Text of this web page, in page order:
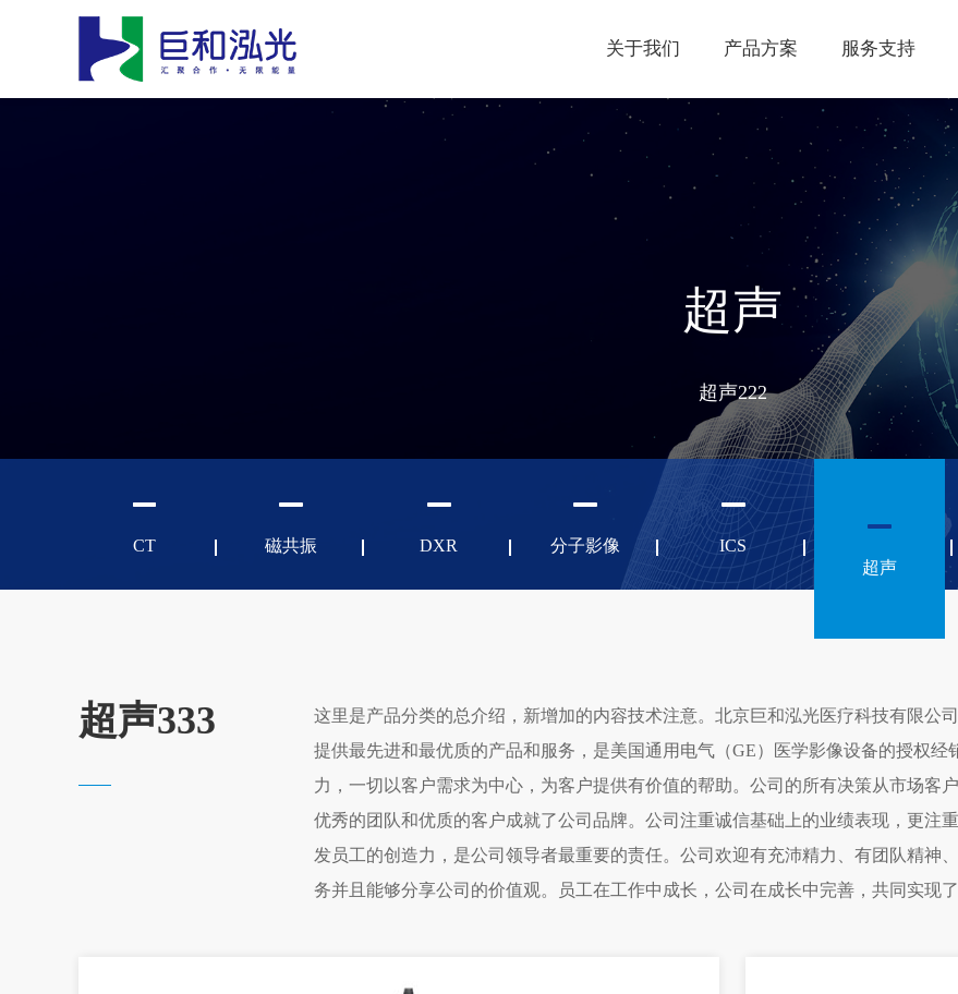
关于我们 产品方案 服务支持
超声
超声222
CT 磁共振 DXR 分子影像
ICS
超声
超声333
这里是产品分类的总介绍，新增加的内容技术注意。北京巨和泓光医疗科技有限公
提供最先进和最优质的产品和服务，是美国通用电气（GE）医学影像设备的授权
力，一切以客户需求为中心，为客户提供有价值的帮助。公司的所有决策从市场客
优秀的团队和优质的客户成就了公司品牌。公司注重诚信基础上的业绩表现，更注
发员工的创造力，是公司领导者最重要的责任。公司欢迎有充沛精力、有团队精神
务并且能够分享公司的价值观。员工在工作中成长，公司在成长中完善，共同实现